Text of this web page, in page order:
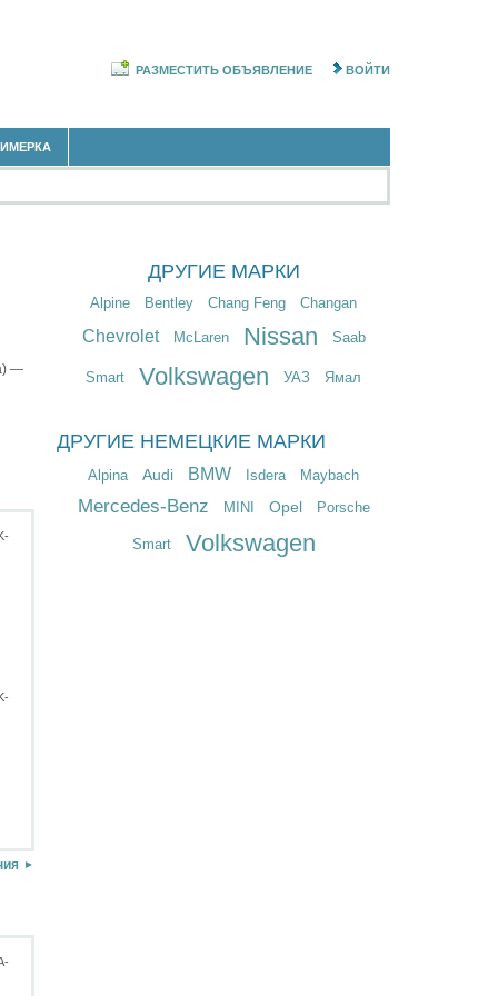
РАЗМЕСТИТЬ ОБЪЯВЛЕНИЕ ВОЙТИ
—
ДРУГИЕ МАРКИ
Alpine Bentley Chang Feng Changan
Chevrolet McLaren Nissan Saab
Smart Volkswagen УАЗ Ямал
ДРУГИЕ НЕМЕЦКИЕ МАРКИ
Alpina Audi BMW Isdera Maybach
Mercedes-Benz MINI Opel Porsche
Smart Volkswagen